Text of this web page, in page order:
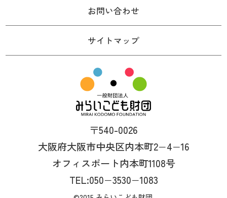
お問い合わせ
サイトマップ
〒540-0026
大阪府大阪市中央区内本町2−4−16
オフィスポート内本町1108号
TEL:050−3530−1083